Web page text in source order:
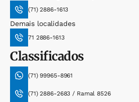
(71) 2886-1613
Demais localidades
71 2886-1613
Classificados
(71) 99965-8961
(71) 2886-2683 / Ramal 8526